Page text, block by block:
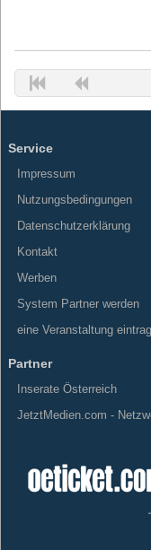
Service
Impressum
Nutzungsbedingungen
Datenschutzerklärung
Kontakt
Werben
System Partner werden
eine Veranstaltung
Partner
Inserate Österreich
JetztMedien.com -